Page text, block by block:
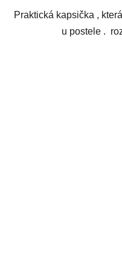
Praktická kapsička ,
u postele .